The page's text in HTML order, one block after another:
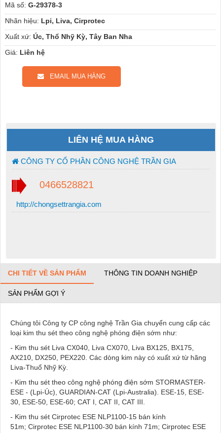
Mã số: G-29378-3
Nhãn hiệu: Lpi, Liva, Cirprotec
Xuất xứ: Úc, Thổ Nhỹ Kỳ, Tây Ban Nha
Giá: Liên hệ
EMAIL MUA HÀNG
LIÊN HỆ MUA HÀNG
CÔNG TY CỔ PHẦN CÔNG NGHỆ TRẦN GIA
0466528821
http://chongsettrangia.com
CHI TIẾT VỀ SẢN PHẨM THÔNG TIN DOANH NGHIỆP
SẢN PHẨM GỢI Ý
Chúng tôi Công ty CP công nghệ Trần Gia chuyển cung cấp các
loại kim thu sét theo công nghệ phóng điện sớm như:
- Kim thu sét Liva CX040, Liva CX070, Liva BX125, BX175,
AX210, DX250, PEX220. Các dòng kim này có xuất xứ từ hãng
Liva-Thuổ Nhỹ Kỳ.
- Kim thu sét theo công nghệ phóng điện sớm STORMASTER-
ESE - (Lpi-Úc), GUARDIAN-CAT (Lpi-Australia). ESE-15, ESE-
30, ESE-50, ESE-60; CAT I, CAT II, CAT III.
- Kim thu sét Cirprotec ESE NLP1100-15 bán kính
51m; Cirprotec ESE NLP1100-30 bán kính 71m; Cirprotec ESE